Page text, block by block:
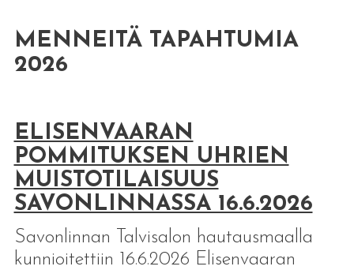
MENNEITÄ TAPAHTUMIA
2026
ELISENVAARAN
POMMITUKSEN UHRIEN
MUISTOTILAISUUS
SAVONLINNASSA 16.6.2026
Savonlinnan Talvisalon hautausmaalla
kunnioitettiin 16.6.2026 Elisenvaaran